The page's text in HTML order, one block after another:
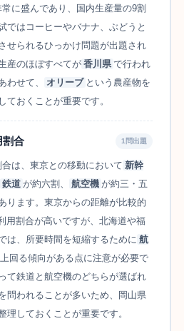
に盛んであり、国内生産量の9割
ではコーヒーやバナナ、ぶどうと
せられるひっかけ問題が出題され
産のほぼすべてが 香川県 で行われ
わせて、
オリーブ という農産物を
ておくことが重要です。
割合 1問出題
は、東京との移動において 新幹
鉄道 が約六割、 航空機 が約三・五
ります。東京からの距離が比較的
用割合が高いですが、北海道や福
は、所要時間を短縮するために 航
回る傾向がある点に注意が必要で
て鉄道と航空機のどちらが選ばれ
問われることが多いため、岡山県
理しておくことが重要です。